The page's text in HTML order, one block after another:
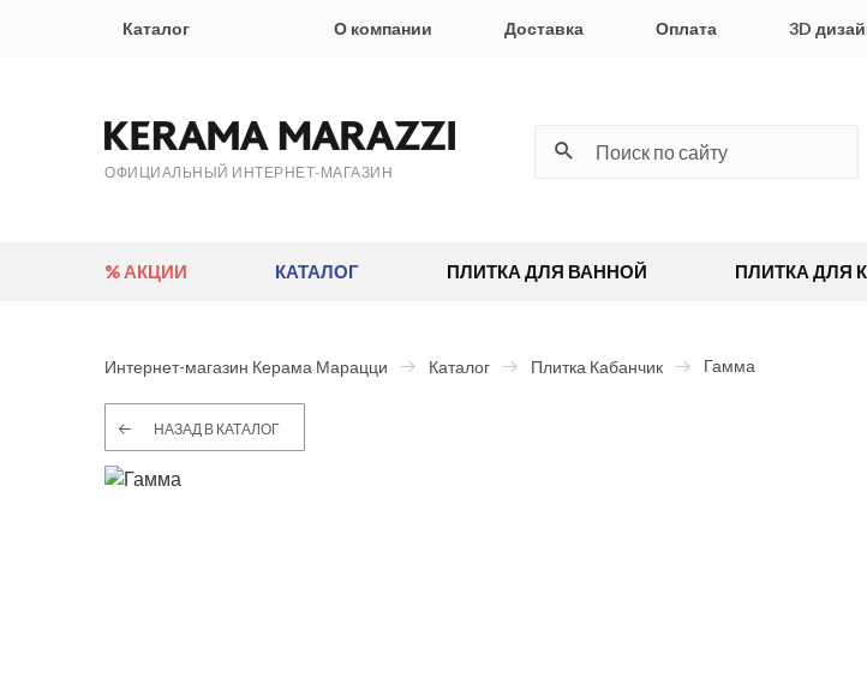
Каталог О компании Доставка Оплата 3D
ОФИЦИАЛЬНЫЙ ИНТЕРНЕТ-МАГАЗИН
% АКЦИИ КАТАЛОГ ПЛИТКА ДЛЯ ВАННОЙ ПЛИТКА ДЛЯ
Интернет-магазин Керама Марацци Каталог Плитка Кабанчик Гамма
НАЗАД В КАТАЛОГ